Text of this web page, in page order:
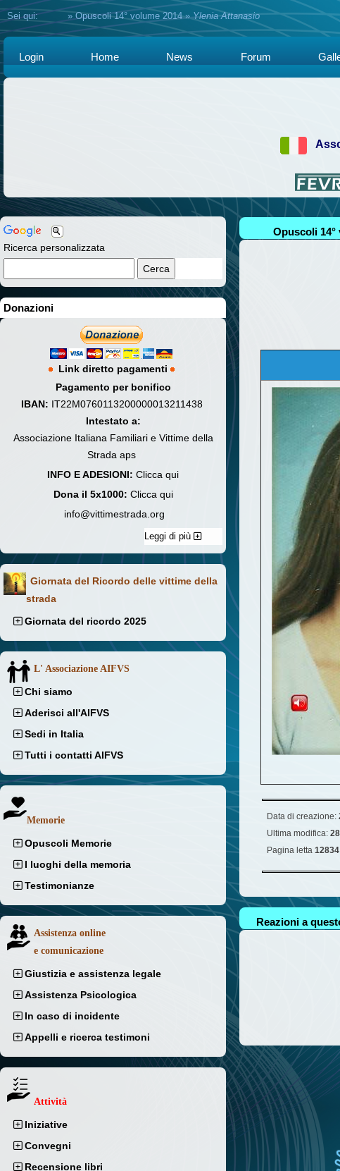
Sei qui:Home »Opuscoli 14° volume 2014»Ylenia Attanasio
Login Home News Forum
Ricerca personalizzata
Donazioni
Link diretto pagamenti
Pagamento per bonifico
IBAN: IT22M0760113200000013211438
Intestato a:
Associazione Italiana Familiari e Vittime della
Strada aps
INFO E ADESIONI: Clicca qui
Dona il 5x1000: Clicca qui
info@vittimestrada.org
Leggi di più
Giornata del Ricordo delle vittime della
strada
Giornata del ricordo 2025
L' Associazione AIFVS
Chi siamo
Aderisci all'AIFVS
Sedi in Italia
Tutti i contatti AIFVS
Memorie
Opuscoli Memorie
I luoghi della memoria
Testimonianze
Assistenza online
e comunicazione
Giustizia e assistenza legale
Assistenza Psicologica
In caso di incidente
Appelli e ricerca testimoni
Attività
Iniziative
Convegni
Recensione libri
Opuscoli 14°
Data di creazione:
Ultima modifica:
Pagina letta
Reazioni a